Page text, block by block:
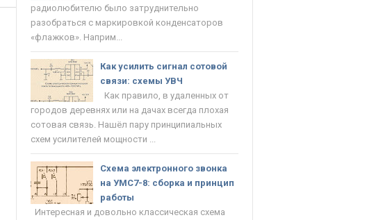
радиолюбителю было затруднительно
разобраться с маркировкой конденсаторов
«флажков». Наприм...
Как усилить сигнал сотовой
связи: схемы УВЧ
Как правило, в удаленных от
городов деревнях или на дачах всегда плохая
сотовая связь. Нашёл пару принципиальных
схем усилителей мощности ...
Схема электронного звонка
на УМС7-8: сборка и принцип
работы
Интересная и довольно классическая схема